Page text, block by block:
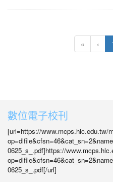
« ‹
數位電子校刊
[url=https://www.mcps.hlc.edu.tw/
0625_s_.pdf]https://
0625_s_.pdf[/url]